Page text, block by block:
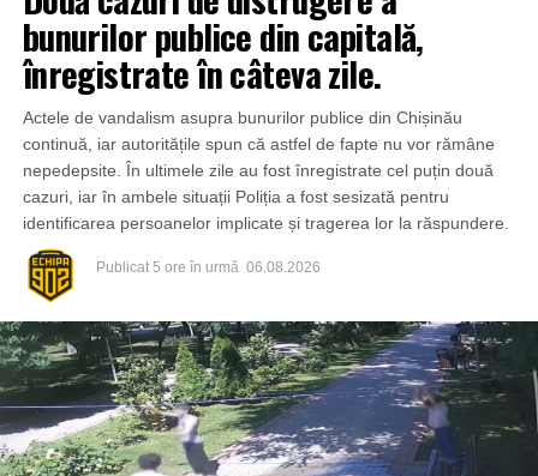
Poliția poloneză a deschis o anchetă și continuă
bunurilor publice din capitală,
înregistrate în câteva zile.
Actele de vandalism asupra bunurilor publice din Chișinău
continuă, iar autoritățile spun că astfel de fapte nu vor rămâne
nepedepsite. În ultimele zile au fost înregistrate cel puțin două
cazuri, iar în ambele situații Poliția a fost sesizată pentru
identificarea persoanelor implicate și tragerea lor la răspundere.
Publicat 5 ore în urmă 06.08.2026